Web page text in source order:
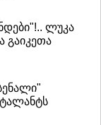
ლუკა
გაიკეთა